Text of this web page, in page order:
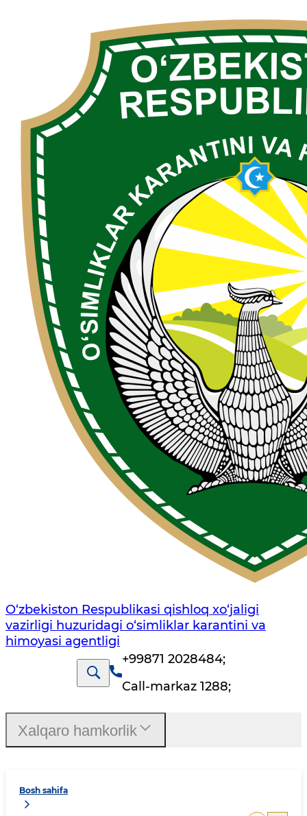
O‘zbekiston Respublikasi qishloq xo‘jaligi
vazirligi huzuridagi o‘simliklar karantini va
himoyasi agentligi
+99871 2028484;
Call-markaz 1288;
Bosh sahifa
Xalqaro hamkorlik